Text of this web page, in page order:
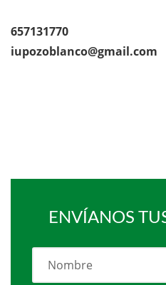
657131770
iupozoblanco@gmail.com
ENVÍANOS